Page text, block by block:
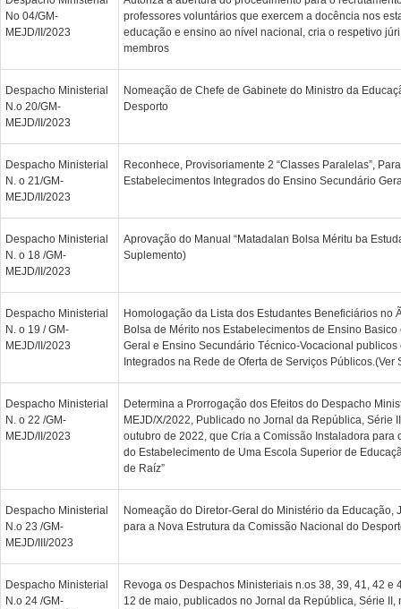
No 04/GM-
MEJD/II/2023
professores voluntários que exercem a docência nos
educação e ensino ao nível nacional, cria o respetivo
membros
Despacho Ministerial
N.o 20/GM-
MEJD/II/2023
Nomeação de Chefe de Gabinete do Ministro da
Desporto
Despacho Ministerial
N. o 21/GM-
MEJD/II/2023
Reconhece, Provisoriamente 2 “Classes Paralelas”,
Estabelecimentos Integrados do Ensino Secundário
Despacho Ministerial
N. o 18 /GM-
MEJD/II/2023
Aprovação do Manual “Matadalan Bolsa Méritu ba
Suplemento)
Despacho Ministerial
N. o 19 / GM-
MEJD/II/2023
Homologação da Lista dos Estudantes Beneficiários no
Bolsa de Mérito nos Estabelecimentos de Ensino
Geral e Ensino Secundário Técnico-Vocacional publicos
Integrados na Rede de Oferta de Serviços Públicos.(Ver
Despacho Ministerial
N. o 22 /GM-
MEJD/II/2023
Determina a Prorrogação dos Efeitos do Despacho
MEJD/X/2022, Publicado no Jornal da República, Série
outubro de 2022, que Cria a Comissão Instaladora para
do Estabelecimento de Uma Escola Superior de
de Raíz”
Despacho Ministerial
N.o 23 /GM-
MEJD/III/2023
Nomeação do Diretor-Geral do Ministério da Educação,
para a Nova Estrutura da Comissão Nacional do
Despacho Ministerial
N.o 24 /GM-
Revoga os Despachos Ministeriais n.os 38, 39, 41, 42 e
12 de maio, publicados no Jornal da República, Série II,